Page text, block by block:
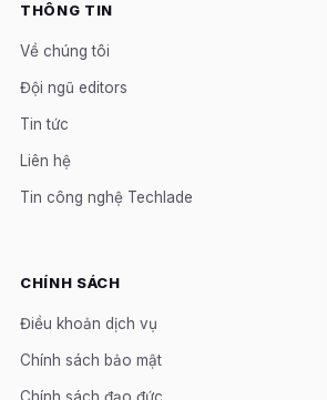
THÔNG TIN
Về chúng tôi
Đội ngũ editors
Tin tức
Liên hệ
Tin công nghệ Techlade
CHÍNH SÁCH
Điều khoản dịch vụ
Chính sách bảo mật